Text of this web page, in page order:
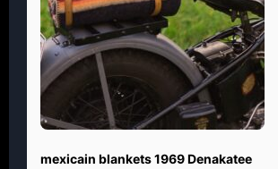
mexicain blankets 1969 Denakatee